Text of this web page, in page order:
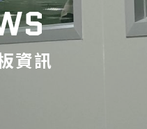
列
垂簾
資訊